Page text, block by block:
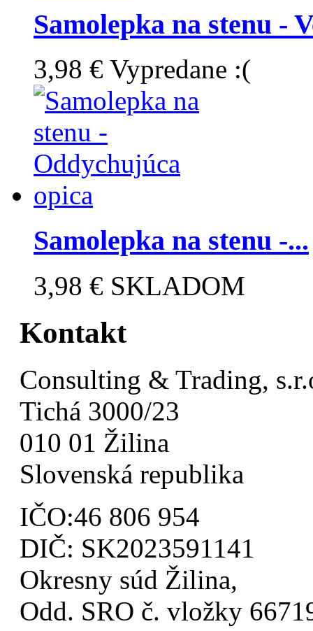
Samolepka na stenu -
3,98 € Vypredane :(
Samolepka na stenu -...
3,98 € SKLADOM
Kontakt
Consulting & Trading,
Tichá 3000/23
010 01 Žilina
Slovenská republika
IČO:46 806 954
DIČ: SK2023591141
Okresny súd Žilina,
Odd. SRO č. vložky